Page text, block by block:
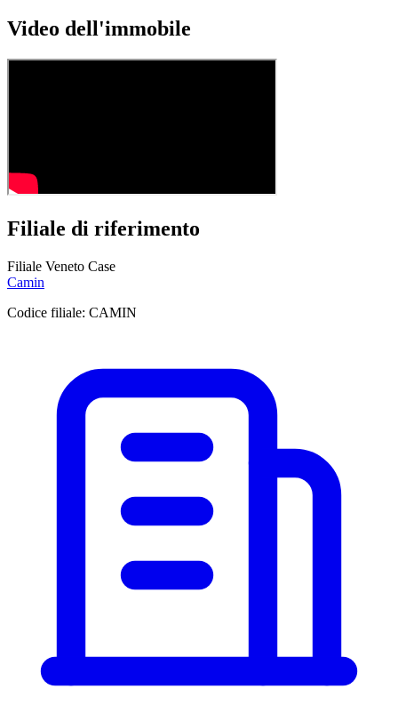
Video dell'immobile
Filiale di riferimento
Filiale Veneto Case
Camin
Codice filiale: CAMIN